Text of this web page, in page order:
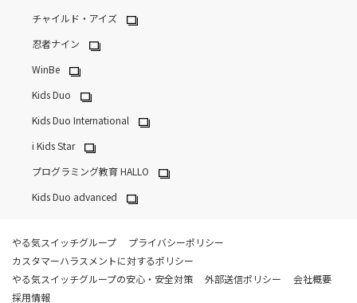
チャイルド・アイズ
忍者ナイン
WinBe
Kids Duo
Kids Duo International
i Kids Star
プログラミング教育 HALLO
Kids Duo advanced
やる気スイッチグループ
プライバシーポリシー
カスタマーハラスメントに対するポリシー
やる気スイッチグループの安心・安全対策
外部送信ポリシー
会社概要
採用情報